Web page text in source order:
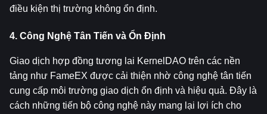
điều kiện thị trường không ổn định.
4. Công Nghệ Tân Tiến và Ổn Định
Giao dịch hợp đồng tương lai KernelDAO trên các nền
tảng như FameEX được cải thiện nhờ công nghệ tân tiến
cung cấp môi trường giao dịch ổn định và hiệu quả. Đây là
cách những tiến bộ công nghệ này mang lại lợi ích cho